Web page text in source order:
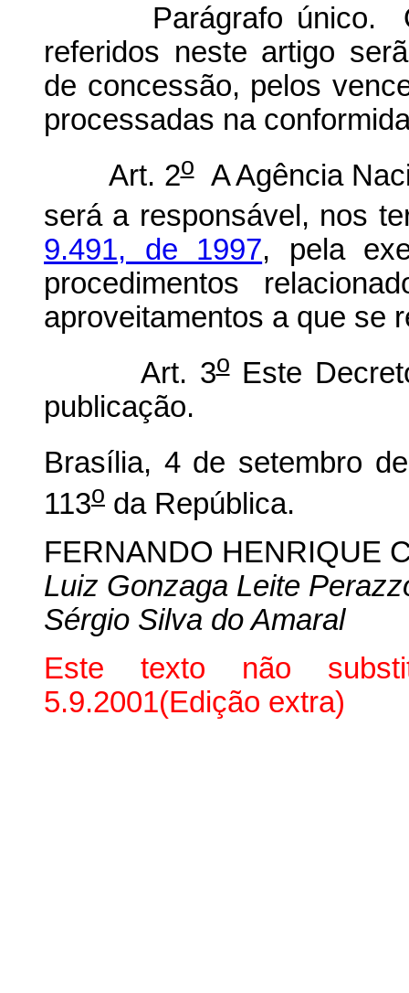
Parágrafo único. Os
referidos neste artigo
de concessão, pelos
processadas na
Art. 2oA Agência
será a responsável, nos
9.491, de 1997, pela
procedimentos
aproveitamentos a que se
Art. 3oEste
publicação.
Brasília, 4 de setembro
113o da República.
FERNANDO HENRIQUE
Luiz Gonzaga Leite
Sérgio Silva do Amaral
Este texto não
5.9.2001(Edição extra)